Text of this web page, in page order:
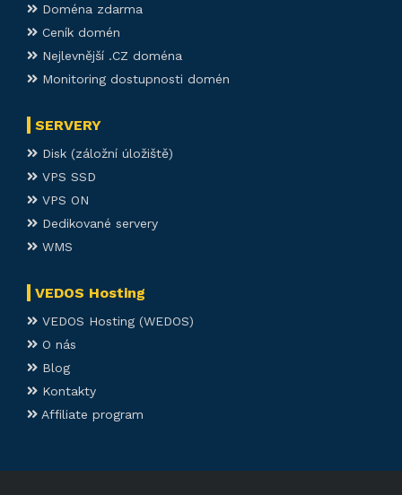
Doména zdarma
Ceník domén
Nejlevnější .CZ doména
Monitoring dostupnosti domén
SERVERY
Disk (záložní úložiště)
VPS SSD
VPS ON
Dedikované servery
WMS
VEDOS Hosting
VEDOS Hosting (WEDOS)
O nás
Blog
Kontakty
Affiliate program